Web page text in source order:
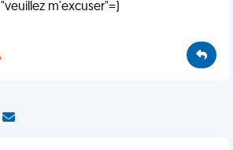
m'excuser"=)